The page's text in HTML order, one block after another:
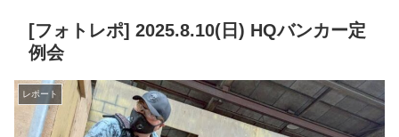
[フォトレポ] 2025.8.10(日) HQバンカー定
例会
レポート